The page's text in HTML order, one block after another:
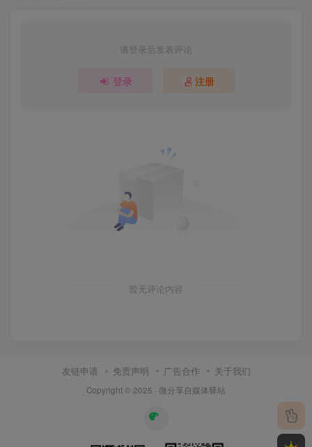
请登录后发表评论
登录 注册
暂无评论内容
友链申请 免责声明 广告合作 关于我们
Copyright © 2025 · 微分享自媒体驿站